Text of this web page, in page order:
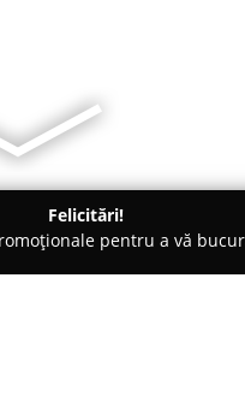
Felicitări!
pentru a vă